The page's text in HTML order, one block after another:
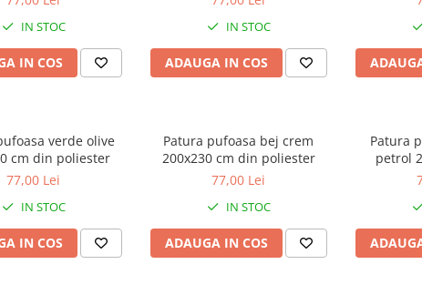
IN STOC
IN COS
IN STOC
ADAUGA IN COS
verde olive
cm din poliester
77,00 Lei
IN STOC
IN COS
Patura pufoasa bej crem
200x230 cm din poliester
77,00 Lei
IN STOC
ADAUGA IN COS
Patura
petrol